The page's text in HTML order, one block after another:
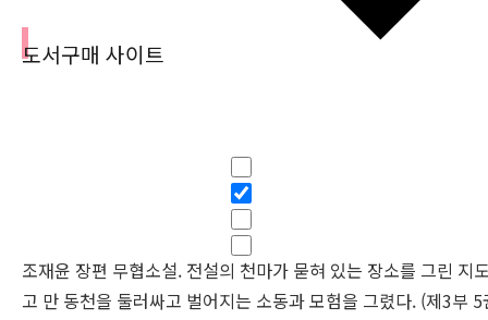
도서구매 사이트
조재윤 장편 무협소설. 전설의 천마가 묻혀 있는 장소를 그린
고 만 동천을 둘러싸고 벌어지는 소동과 모험을 그렸다. (제3부 5